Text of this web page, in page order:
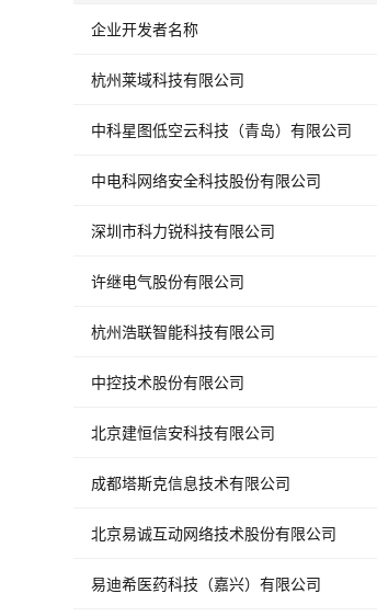
企业开发者名称
杭州莱域科技有限公司
中科星图低空云科技（青岛）有限公司
中电科网络安全科技股份有限公司
深圳市科力锐科技有限公司
许继电气股份有限公司
杭州浩联智能科技有限公司
中控技术股份有限公司
北京建恒信安科技有限公司
成都塔斯克信息技术有限公司
北京易诚互动网络技术股份有限公司
易迪希医药科技（嘉兴）有限公司